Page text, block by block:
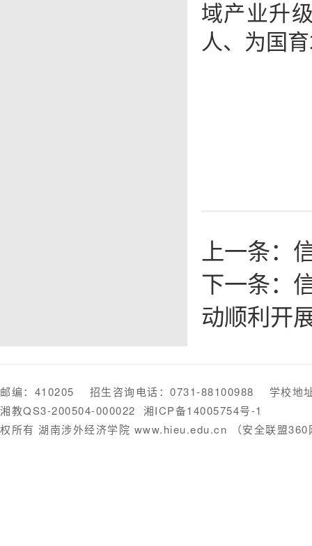
域产业升
人、为国
上一条：
下一条：
动顺利开
邮编：410205 招生咨询电话：0731-88100988 学校地址
湘教QS3-200504-000022 湘ICP备14005754号-1
权所有 湖南涉外经济学院 www.hieu.edu.cn （安全联盟360